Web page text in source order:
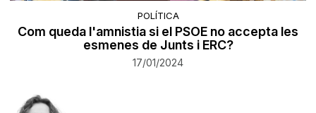
POLÍTICA
Com queda l'amnistia si el PSOE no accepta les
esmenes de Junts i ERC?
17/01/2024